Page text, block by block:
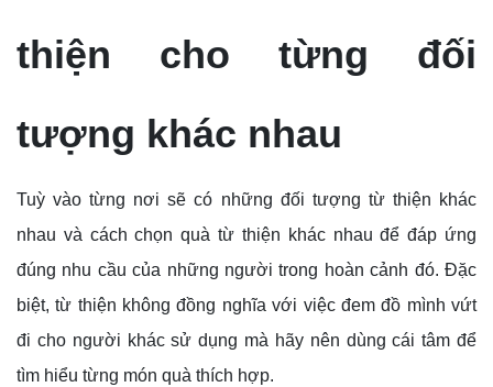
thiện cho từng đối
tượng khác nhau
Tuỳ vào từng nơi sẽ có những đối tượng từ thiện khác
nhau và cách chọn quà từ thiện khác nhau để đáp ứng
đúng nhu cầu của những người trong hoàn cảnh đó. Đặc
biệt, từ thiện không đồng nghĩa với việc đem đồ mình vứt
đi cho người khác sử dụng mà hãy nên dùng cái tâm để
tìm hiểu từng món quà thích hợp.